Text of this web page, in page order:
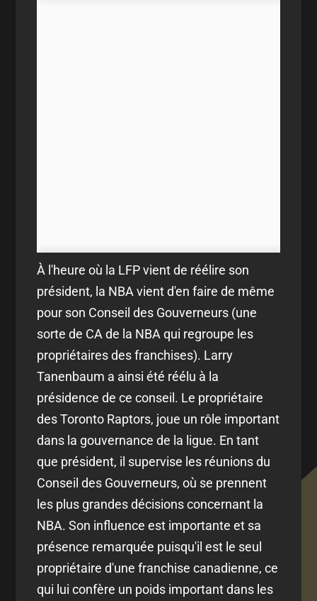
À l'heure où la LFP vient de réélire son
président, la NBA vient d'en faire de même
pour son Conseil des Gouverneurs (une
sorte de CA de la NBA qui regroupe les
propriétaires des franchises). Larry
Tanenbaum a ainsi été réélu à la
présidence de ce conseil. Le propriétaire
des Toronto Raptors, joue un rôle important
dans la gouvernance de la ligue. En tant
que président, il supervise les réunions du
Conseil des Gouverneurs, où se prennent
les plus grandes décisions concernant la
NBA. Son influence est importante et sa
présence remarquée puisqu'il est le seul
propriétaire d'une franchise canadienne, ce
qui lui confère un poids important dans les